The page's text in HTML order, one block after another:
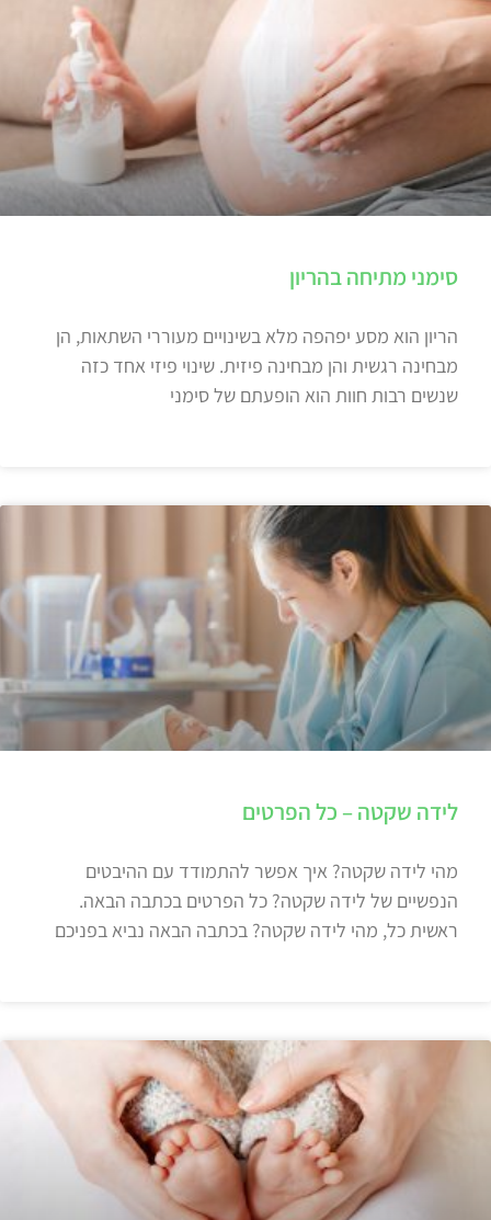
סימני מתיחה בהריון
הריון הוא מסע יפהפה מלא בשינויים מעוררי השתאות, הן
מבחינה רגשית והן מבחינה פיזית. שינוי פיזי אחד כזה
שנשים רבות חוות הוא הופעתם של סימני
לידה שקטה – כל הפרטים
מהי לידה שקטה? איך אפשר להתמודד עם ההיבטים
הנפשיים של לידה שקטה? כל הפרטים בכתבה הבאה.
ראשית כל, מהי לידה שקטה? בכתבה הבאה נביא בפניכם